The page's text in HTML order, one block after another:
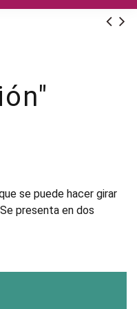
se puede hacer girar
presenta en dos